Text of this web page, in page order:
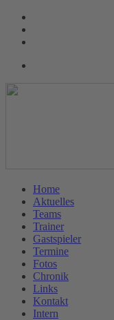
Home
Aktuelles
Teams
Trainer
Gastspieler
Termine
Fotos
Chronik
Links
Kontakt
Intern